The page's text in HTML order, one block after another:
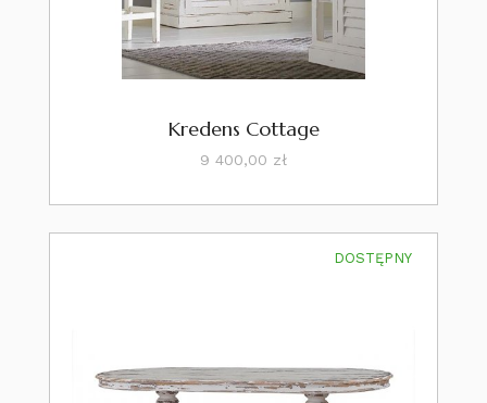
Kredens Cottage
9 400,00 złCena
DOSTĘPNY